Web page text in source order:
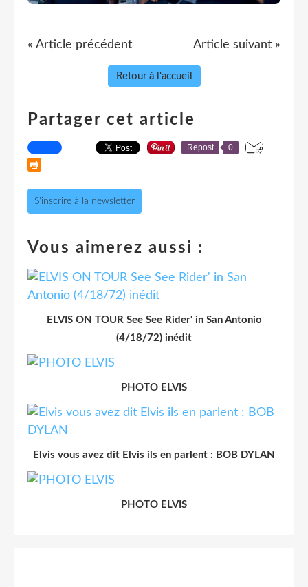
« Article précédent Article suivant »
Retour à l'accueil
Partager cet article
Repost 0
S'inscrire à la newsletter
Vous aimerez aussi :
ELVIS ON TOUR See See Rider' in San Antonio
(4/18/72) inédit
PHOTO ELVIS
Elvis vous avez dit Elvis ils en parlent : BOB DYLAN
PHOTO ELVIS